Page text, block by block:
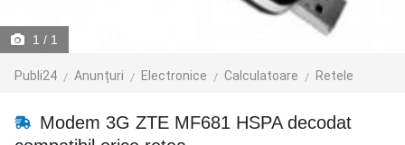
1 / 1
Publi24 Anunțuri Electronice Calculatoare Retele
Modem 3G ZTE MF681 HSPA decodat